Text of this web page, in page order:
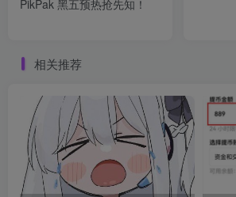
PikPak 黑五预热抢先知！
相关推荐